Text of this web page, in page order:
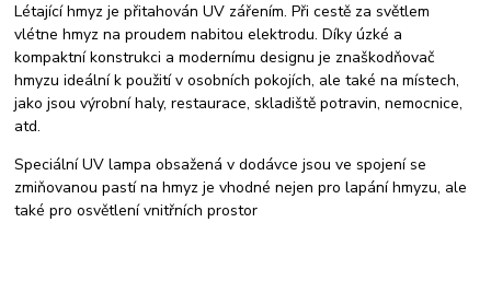
Létající hmyz je přitahován UV zářením. Při cestě za světlem
vlétne hmyz na proudem nabitou elektrodu. Díky úzké a
kompaktní konstrukci a modernímu designu je znaškodňovač
hmyzu ideální k použití v osobních pokojích, ale také na místech,
jako jsou výrobní haly, restaurace, skladiště potravin, nemocnice,
atd.
Speciální UV lampa obsažená v dodávce jsou ve spojení se
zmiňovanou pastí na hmyz je vhodné nejen pro lapání hmyzu, ale
také pro osvětlení vnitřních prostor